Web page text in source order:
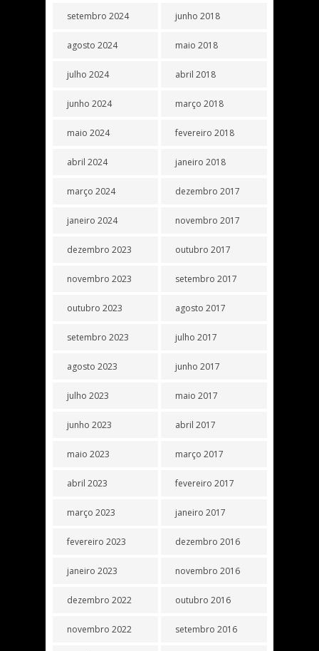
setembro 2024
agosto 2024
julho 2024
junho 2024
maio 2024
abril 2024
março 2024
janeiro 2024
dezembro 2023
novembro 2023
outubro 2023
setembro 2023
agosto 2023
julho 2023
junho 2023
maio 2023
abril 2023
março 2023
fevereiro 2023
janeiro 2023
dezembro 2022
novembro 2022
junho 2018
maio 2018
abril 2018
março 2018
fevereiro 2018
janeiro 2018
dezembro 2017
novembro 2017
outubro 2017
setembro 2017
agosto 2017
julho 2017
junho 2017
maio 2017
abril 2017
março 2017
fevereiro 2017
janeiro 2017
dezembro 2016
novembro 2016
outubro 2016
setembro 2016